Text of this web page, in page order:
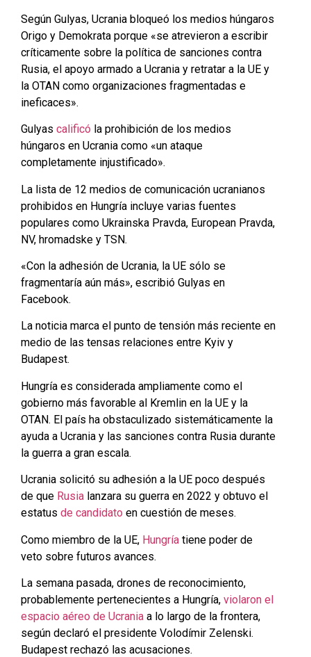
Según Gulyas, Ucrania bloqueó los medios húngaros
Origo y Demokrata porque «se atrevieron a escribir
críticamente sobre la política de sanciones contra
Rusia, el apoyo armado a Ucrania y retratar a la UE y
la OTAN como organizaciones fragmentadas e
ineficaces».
Gulyas calificó la prohibición de los medios
húngaros en Ucrania como «un ataque
completamente injustificado».
La lista de 12 medios de comunicación ucranianos
prohibidos en Hungría incluye varias fuentes
populares como Ukrainska Pravda, European Pravda,
NV, hromadske y TSN.
«Con la adhesión de Ucrania, la UE sólo se
fragmentaría aún más», escribió Gulyas en
Facebook.
La noticia marca el punto de tensión más reciente en
medio de las tensas relaciones entre Kyiv y
Budapest.
Hungría es considerada ampliamente como el
gobierno más favorable al Kremlin en la UE y la
OTAN. El país ha obstaculizado sistemáticamente la
ayuda a Ucrania y las sanciones contra Rusia durante
la guerra a gran escala.
Ucrania solicitó su adhesión a la UE poco después
de que Rusia lanzara su guerra en 2022 y obtuvo el
estatus de candidato en cuestión de meses.
Como miembro de la UE, Hungría tiene poder de
veto sobre futuros avances.
La semana pasada, drones de reconocimiento,
probablemente pertenecientes a Hungría, violaron el
espacio aéreo de Ucrania a lo largo de la frontera,
según declaró el presidente Volodímir Zelenski.
Budapest rechazó las acusaciones.